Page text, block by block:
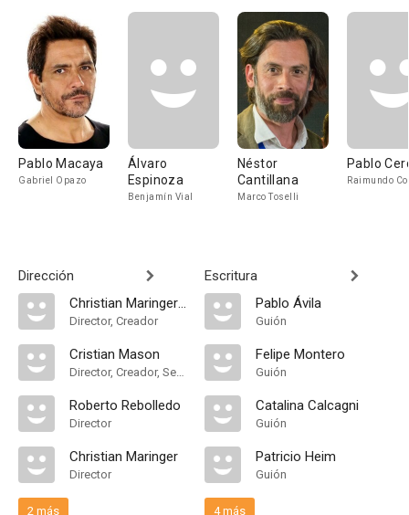
Pablo Macaya
Gabriel Opazo
Álvaro
Espinoza
Benjamín Vial
Néstor
Cantillana
Marco Toselli
Pablo
Raimundo
Dirección
Christian Maringer Cabañas
Director, Creador
Cristian Mason
Director, Creador, Series Director
Roberto Rebolledo
Director
Christian Maringer
Director
2 más
Escritura
Pablo Ávila
Guión
Felipe Montero
Guión
Catalina Calcagni
Guión
Patricio Heim
Guión
4 más